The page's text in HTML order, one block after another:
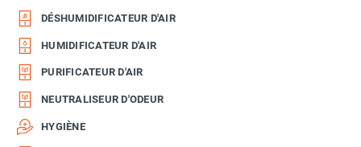
DÉSHUMIDIFICATEUR D'AIR
HUMIDIFICATEUR D'AIR
PURIFICATEUR D'AIR
NEUTRALISEUR D'ODEUR
HYGIÈNE